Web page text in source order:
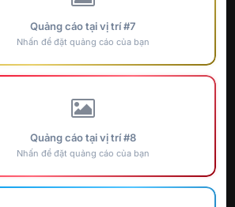
Quảng cáo tại vị trí #7
Nhấn để đặt quảng cáo của bạn
Quảng cáo tại vị trí #8
Nhấn để đặt quảng cáo của bạn